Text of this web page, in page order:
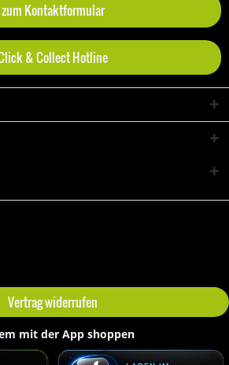
zum Kontaktformular
& Collect Hotline
Vertrag widerrufen
mit der App shoppen